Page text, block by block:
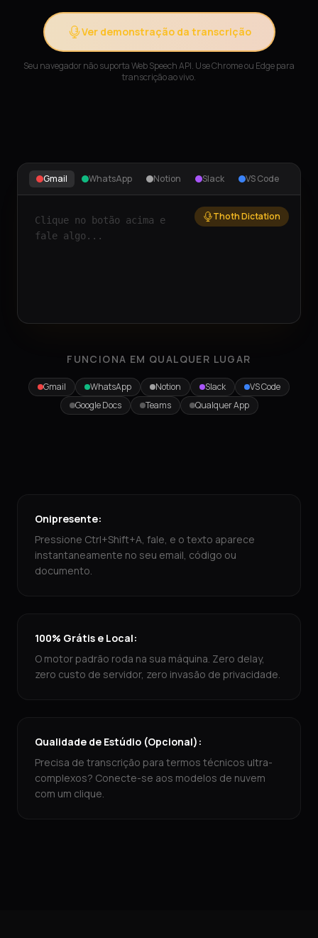
Ver demonstração da transcrição
Seu navegador não suporta Web Speech API. Use Chrome ou Edge para
transcrição ao vivo.
Gmail WhatsApp Notion Slack VS Code
Thoth Dictation
Clique no botão acima e
fale algo...
FUNCIONA EM QUALQUER LUGAR
Gmail WhatsApp Notion Slack
VS Code
Google Docs
Teams Qualquer App
Onipresente:
Pressione Ctrl+Shift+A, fale, e o texto aparece
instantaneamente no seu email, código ou
documento.
100% Grátis e Local:
O motor padrão roda na sua máquina. Zero delay,
zero custo de servidor, zero invasão de privacidade.
Qualidade de Estúdio (Opcional):
Precisa de transcrição para termos técnicos ultra-
complexos? Conecte-se aos modelos de nuvem
com um clique.